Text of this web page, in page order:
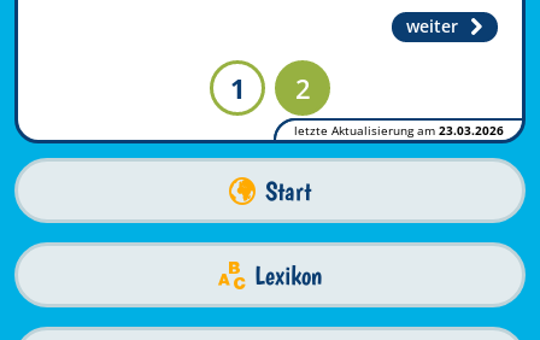
weiter
1 2
letzte Aktualisierung am 23.03.2026
Start
Lexikon